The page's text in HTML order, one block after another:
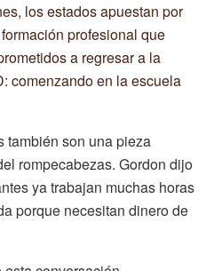
los estados apuestan por
profesional que
a regresar a la
comenzando en la escuela
también son una pieza
rompecabezas. Gordon dijo
ya trabajan muchas horas
porque necesitan dinero de